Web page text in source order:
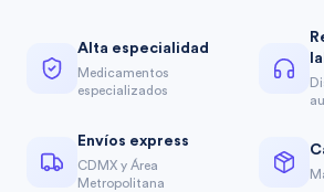
Alta especialidad
Medicamentos
especializados
Envíos express
CDMX y Área
Metropolitana